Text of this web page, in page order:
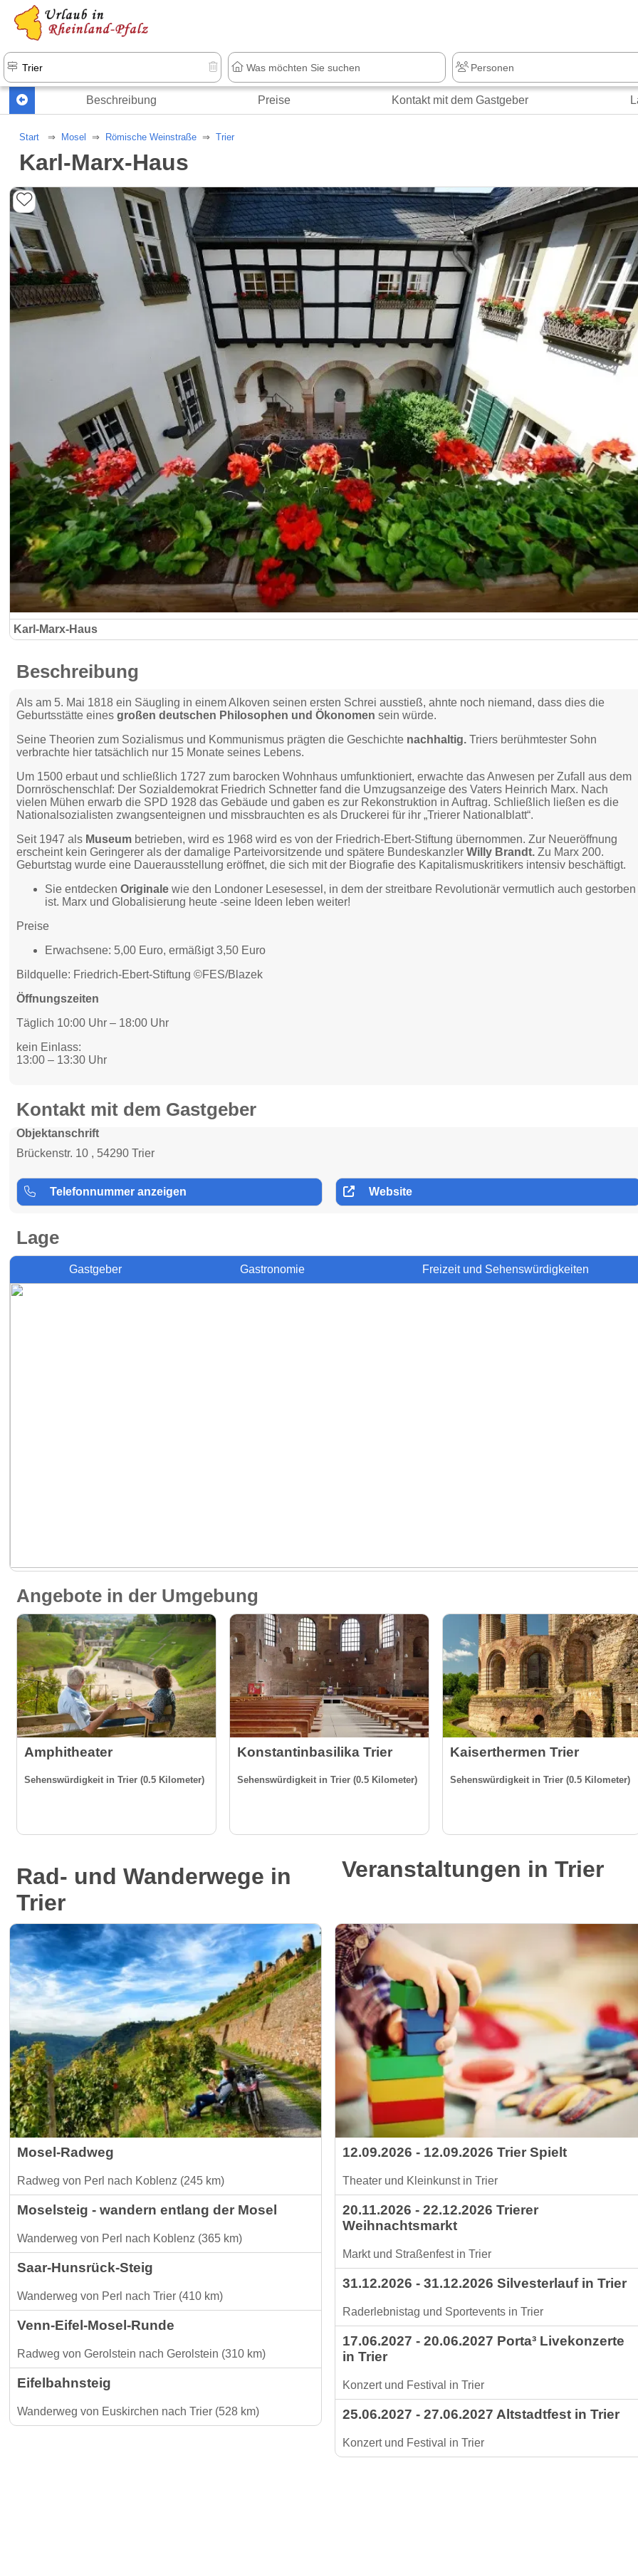
Beschreibung Preise Kontakt mit dem Gastgeber
Start Mosel Römische Weinstraße Trier
Karl-Marx-Haus
Karl-Marx-Haus
Beschreibung
Als am 5. Mai 1818 ein Säugling in einem Alkoven seinen ersten Schrei ausstieß, ahnte noch niemand, dass dies die
Geburtsstätte einesgroßen deutschen Philosophen und Ökonomen sein würde.
Seine Theorien zum Sozialismus und Kommunismus prägten die Geschichte nachhaltig. Triers berühmtester Sohn
verbrachte hier tatsächlich nur 15 Monate seines Lebens.
Um 1500 erbaut und schließlich 1727 zum barocken Wohnhaus umfunktioniert, erwachte das Anwesen per Zufall aus dem
Dornröschenschlaf: Der Sozialdemokrat Friedrich Schnetter fand die Umzugsanzeige des Vaters Heinrich Marx. Nach
vielen Mühen erwarb die SPD 1928 das Gebäude und gaben es zur Rekonstruktion in Auftrag. Schließlich ließen es die
Nationalsozialisten zwangsenteignen und missbrauchten es als Druckerei für ihr „Trierer Nationalblatt“.
Seit 1947 als Museum betrieben, wird es 1968 wird es von der Friedrich-Ebert-Stiftung übernommen. Zur Neueröffnung
erscheint kein Geringerer als der damalige Parteivorsitzende und spätere Bundeskanzler Willy Brandt. Zu Marx 200.
Geburtstag wurde eine Dauerausstellung eröffnet, die sich mit der Biografie des Kapitalismuskritikers intensiv beschäftigt.
Sie entdecken Originale wie den Londoner Lesesessel, in dem der streitbare Revolutionär vermutlich auch gestorben
ist. Marx und Globalisierung heute -seine Ideen leben weiter!
Preise
Erwachsene: 5,00 Euro, ermäßigt 3,50 Euro
Bildquelle: Friedrich-Ebert-Stiftung ©FES/Blazek
Öffnungszeiten
Täglich 10:00 Uhr – 18:00 Uhr
kein Einlass:
13:00 – 13:30 Uhr
Kontakt mit dem Gastgeber
Objektanschrift
Brückenstr. 10 , 54290 Trier
Telefonnummer anzeigen Website
Lage
Gastgeber Gastronomie Freizeit und Sehenswürdigkeiten
Angebote in der Umgebung
Amphitheater
Sehenswürdigkeit in Trier (0.5 Kilometer)
Konstantinbasilika Trier
Sehenswürdigkeit in Trier (0.5 Kilometer)
Kaiserthermen Trier
Sehenswürdigkeit in Trier (0.5 Kilometer)
Rad- und Wanderwege in
Trier
Mosel-Radweg
Radweg von Perl nach Koblenz (245 km)
Moselsteig - wandern entlang der Mosel
Wanderweg von Perl nach Koblenz (365 km)
Saar-Hunsrück-Steig
Wanderweg von Perl nach Trier (410 km)
Venn-Eifel-Mosel-Runde
Radweg von Gerolstein nach Gerolstein (310 km)
Eifelbahnsteig
Wanderweg von Euskirchen nach Trier (528 km)
Veranstaltungen in Trier
12.09.2026 - 12.09.2026 Trier Spielt
Theater und Kleinkunst in Trier
20.11.2026 - 22.12.2026 Trierer
Weihnachtsmarkt
Markt und Straßenfest in Trier
31.12.2026 - 31.12.2026 Silvesterlauf in Trier
Raderlebnistag und Sportevents in Trier
17.06.2027 - 20.06.2027 Porta³ Livekonzerte
in Trier
Konzert und Festival in Trier
25.06.2027 - 27.06.2027 Altstadtfest in Trier
Konzert und Festival in Trier